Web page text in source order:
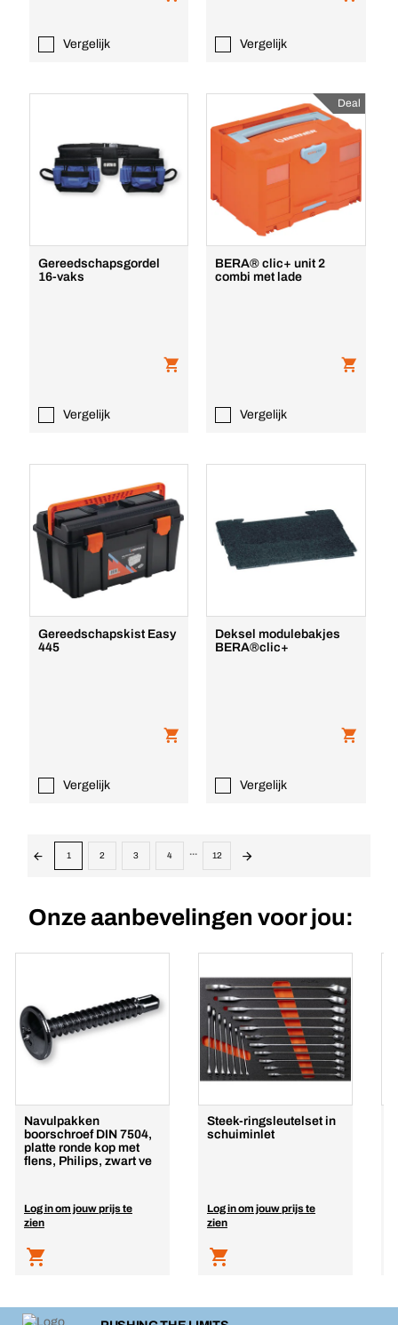
Vergelijk Vergelijk
Gereedschapsgordel
16-vaks
Vergelijk
Deal
BERA® clic+ unit 2
combi met lade
Vergelijk
Gereedschapskist Easy
445
Vergelijk
Deksel modulebakjes
BERA®clic+
Vergelijk
1 2 3 4 ... 12
Onze aanbevelingen voor jou:
Navulpakken
boorschroef DIN 7504,
platte ronde kop met
flens, Philips, zwart ve
Log in om jouw prijs te
zien
Steek-ringsleutelset in
schuiminlet
Log in om jouw prijs te
zien